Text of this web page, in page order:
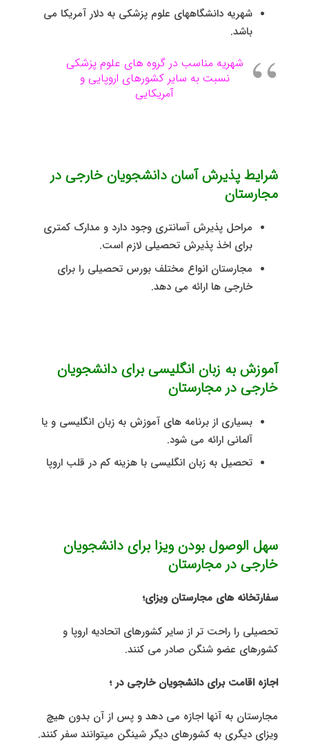
شهریه دانشگاههای علوم پزشکی به دلار آمریکا می
باشد.
شهریه مناسب در گروه های علوم پزشکی
نسبت به سایر کشورهای اروپایی و
آمریکایی
شرایط پذیرش آسان دانشجویان خارجی در
مجارستان
مراحل پذیرش آسانتری وجود دارد و مدارک کمتری
برای اخذ پذیرش تحصیلی لازم است.
مجارستان انواع مختلف بورس تحصیلی را برای
خارجی ها ارائه می دهد.
آموزش به زبان انگلیسی برای دانشجویان
خارجی در مجارستان
بسیاری از برنامه های آموزش به زبان انگلیسی و یا
آلمانی ارائه می شود.
تحصیل به زبان انگلیسی با هزینه کم در قلب اروپا
سهل الوصول بودن ویزا برای دانشجویان
خارجی در مجارستان
سفارتخانه های مجارستان ویزای؛
تحصیلی را راحت تر از سایر کشورهای اتحادیه اروپا و
کشورهای عضو شنگن صادر می کنند.
اجازه اقامت برای دانشجویان خارجی در ؛
مجارستان به آنها اجازه می دهد و پس از آن بدون هیچ
ویزای دیگری به کشورهای دیگر شینگن میتوانند سفر کنند.